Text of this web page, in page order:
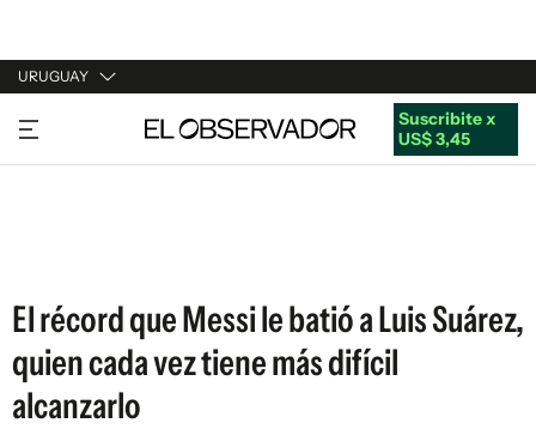
URUGUAY
URUGUAY
ARGENTINA
Suscribite x
US$ 3,45
El récord que Messi le batió a Luis Suárez,
quien cada vez tiene más difícil
alcanzarlo